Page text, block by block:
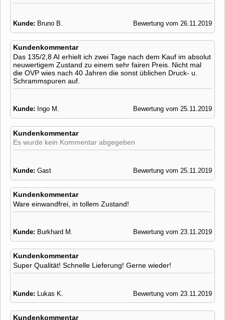
Kunde: Bruno B. Bewertung vom 26.11.2019
Kundenkommentar
Das 135/2,8 AI erhielt ich zwei Tage nach dem Kauf im absolut
neuwertigem Zustand zu einem sehr fairen Preis. Nicht mal
die OVP wies nach 40 Jahren die sonst üblichen Druck- u.
Schrammspuren auf.
Kunde: Ingo M. Bewertung vom 25.11.2019
Kundenkommentar
Es wurde kein Kommentar abgegeben
Kunde: Gast Bewertung vom 25.11.2019
Kundenkommentar
Ware einwandfrei, in tollem Zustand!
Kunde: Burkhard M. Bewertung vom 23.11.2019
Kundenkommentar
Super Qualität! Schnelle Lieferung! Gerne wieder!
Kunde: Lukas K. Bewertung vom 23.11.2019
Kundenkommentar